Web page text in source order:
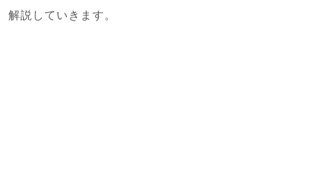
解説していきます。